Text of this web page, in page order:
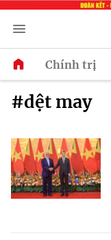
Chính trị
#dệt may